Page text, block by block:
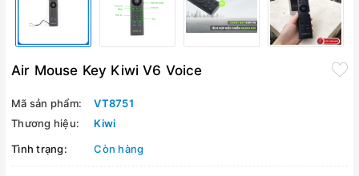
Air Mouse Key Kiwi V6 Voice
Mã sản phẩm:
VT8751
Thương hiệu:
Kiwi
Tình trạng:
Còn hàng